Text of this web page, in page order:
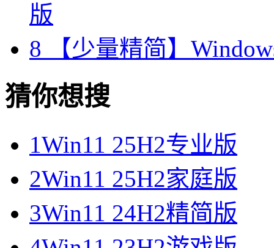
版
8 【少量精简】
猜你想搜
1Win11 25H2专业版
2Win11 25H2家庭版
3Win11 24H2精简版